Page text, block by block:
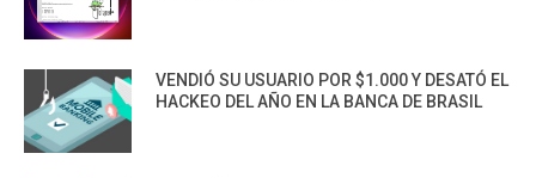
VENDIÓ SU USUARIO POR $1.000 Y DESATÓ EL
HACKEO DEL AÑO EN LA BANCA DE BRASIL